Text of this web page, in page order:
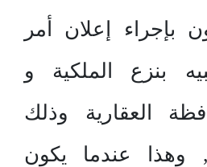
بإجراء إعلان أمر
بنزع الملكية و
العقارية وذلك
, وهذا عندما يكون